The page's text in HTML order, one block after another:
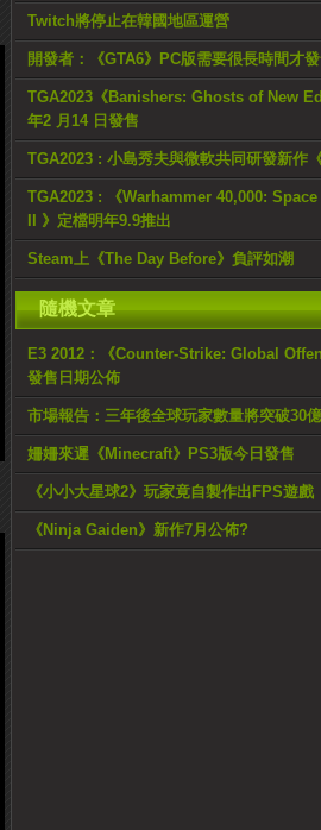
Twitch將停止在韓國地區運營
開發者：《GTA6》PC版需要很長時間才
TGA2023《Banishers: Ghosts of New
年2 月14 日發售
TGA2023 : 小島秀夫與微軟共同研發新作
TGA2023 : 《Warhammer 40,000:
II 》定檔明年9.9推出
Steam上《The Day Before》負評如潮
隨機文章
E3 2012：《Counter-Strike: Global
發售日期公佈
市場報告：三年後全球玩家數量將突破30億
姍姍來遲《Minecraft》PS3版今日發售
《小小大星球2》玩家竟自製作出FPS遊戲
《Ninja Gaiden》新作7月公佈?